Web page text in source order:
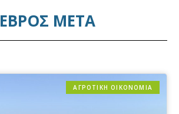
ΕΒΡΟΣ ΜΕΤΑ
ΑΓΡΟΤΙΚΗ ΟΙΚΟΝΟΜΙΑ